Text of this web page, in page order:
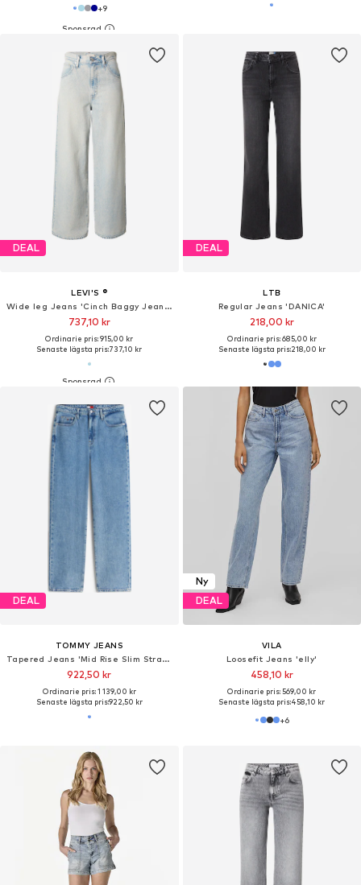
+9
DEAL
LEVI'S ®
Wide leg Jeans 'Cinch Baggy Jeans'
737,10 kr
Ordinarie pris: 915,00 kr
Senaste lägsta pris:737,10 kr
DEAL
LTB
Regular Jeans 'DANICA'
218,00 kr
Ordinarie pris: 685,00 kr
Senaste lägsta pris:218,00 kr
DEAL
TOMMY JEANS
Tapered Jeans 'Mid Rise Slim Straight'
922,50 kr
Ordinarie pris: 1 139,00 kr
Senaste lägsta pris:922,50 kr
Ny
DEAL
VILA
Loosefit Jeans 'elly'
458,10 kr
Ordinarie pris: 569,00 kr
Senaste lägsta pris:458,10 kr
+6